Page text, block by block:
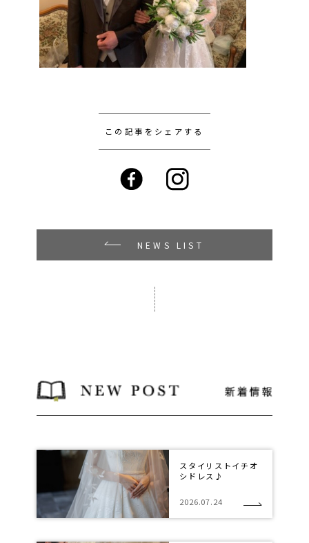
この記事をシェアする
NEWS LIST
スタイリストイチオ
シドレス♪
2026.07.24